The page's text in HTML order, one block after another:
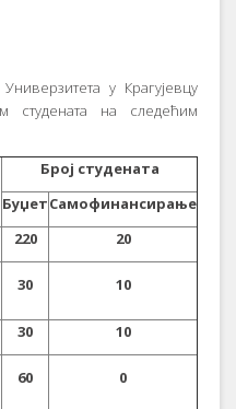
у Крагујевцу
студената на следећим
Број студената
БуџетСамофинансирање
220
20
30 10
30
10
60 0